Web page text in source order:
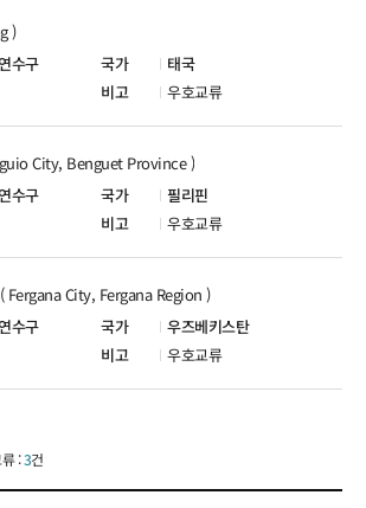
수구 태국
)
우호교류
수구 필리핀
City, Benguet Province )
우호교류
수구 우즈베키스탄
Fergana City, Fergana Region )
우호교류
:3건